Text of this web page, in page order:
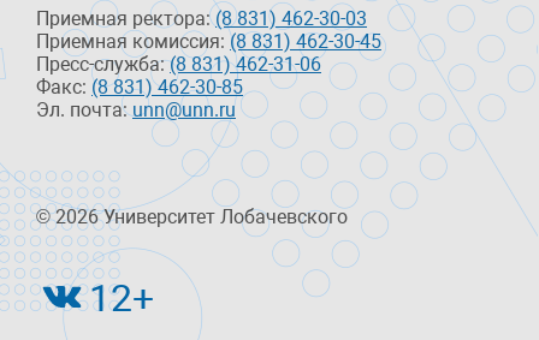
Приемная ректора:(8 831) 462-30-03
Приемная комиссия: (8 831) 462-30-45
Пресс-служба:(8 831) 462-31-06
Факс: (8 831) 462-30-85
Эл. почта:unn@unn.ru
© 2026 Университет Лобачевского
12+